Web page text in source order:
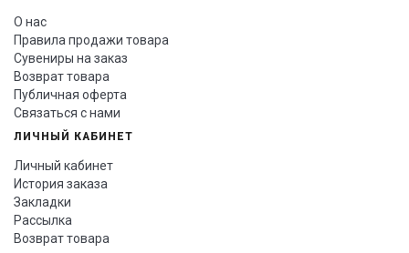
О нас
Правила продажи товара
Сувениры на заказ
Возврат товара
Публичная оферта
Связаться с нами
ЛИЧНЫЙ КАБИНЕТ
Личный кабинет
История заказа
Закладки
Рассылка
Возврат товара